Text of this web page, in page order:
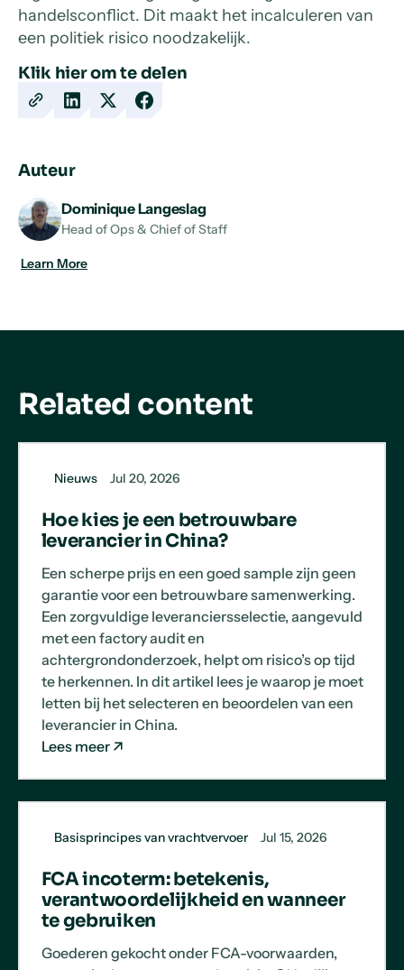
Klik hier om te delen
CopyShareShareShare
Auteur
Dominique Langeslag
Head of Ops & Chief of Staff
Learn More
handelsconflict. Dit maakt het incalculeren van
een politiek risico noodzakelijk.
Related content
Nieuws Jul 20, 2026
Hoe kies je een betrouwbare
leverancier in China?
Een scherpe prijs en een goed sample zijn geen
garantie voor een betrouwbare samenwerking.
Een zorgvuldige leveranciersselectie, aangevuld
met een factory audit en
achtergrondonderzoek, helpt om risico’s op tijd
te herkennen. In dit artikel lees je waarop je moet
letten bij het selecteren en beoordelen van een
leverancier in China.
Lees meer
Basisprincipes van vrachtvervoer Jul 15, 2026
FCA incoterm: betekenis,
verantwoordelijkheid en wanneer
te gebruiken
Goederen gekocht onder FCA-voorwaarden,